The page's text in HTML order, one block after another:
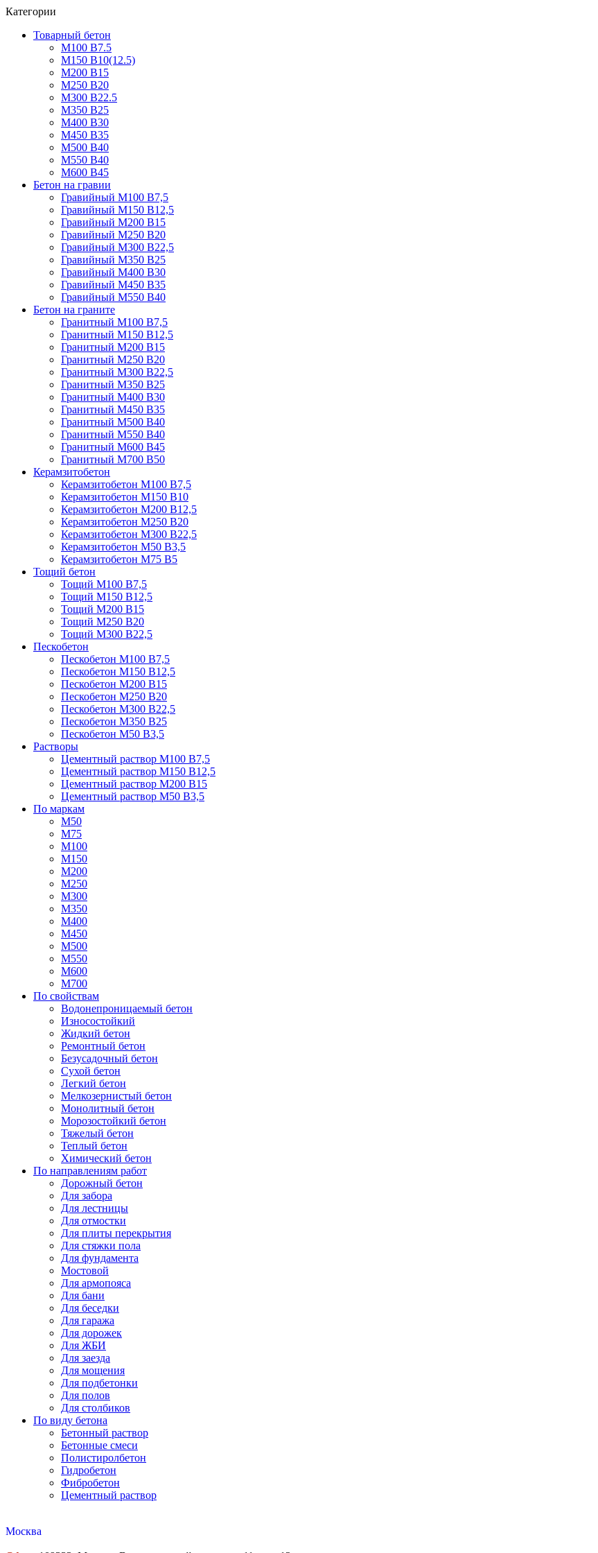
Категории
Товарный бетон
М100 В7.5
М150 В10(12.5)
М200 В15
М250 В20
М300 В22.5
М350 В25
М400 В30
М450 В35
М500 В40
М550 В40
М600 В45
Бетон на гравии
Гравийный М100 В7,5
Гравийный М150 В12,5
Гравийный М200 В15
Гравийный М250 В20
Гравийный М300 В22,5
Гравийный М350 В25
Гравийный М400 В30
Гравийный М450 В35
Гравийный М550 В40
Бетон на граните
Гранитный М100 В7,5
Гранитный М150 В12,5
Гранитный М200 В15
Гранитный М250 В20
Гранитный М300 В22,5
Гранитный М350 В25
Гранитный М400 В30
Гранитный М450 В35
Гранитный М500 В40
Гранитный М550 В40
Гранитный М600 В45
Гранитный М700 В50
Керамзитобетон
Керамзитобетон М100 В7,5
Керамзитобетон М150 В10
Керамзитобетон М200 В12,5
Керамзитобетон М250 В20
Керамзитобетон М300 В22,5
Керамзитобетон М50 В3,5
Керамзитобетон М75 В5
Тощий бетон
Тощий М100 В7,5
Тощий М150 В12,5
Тощий М200 В15
Тощий М250 В20
Тощий М300 В22,5
Пескобетон
Пескобетон М100 В7,5
Пескобетон М150 В12,5
Пескобетон М200 В15
Пескобетон М250 В20
Пескобетон М300 В22,5
Пескобетон М350 В25
Пескобетон М50 В3,5
Растворы
Цементный раствор М100 В7,5
Цементный раствор М150 В12,5
Цементный раствор М200 В15
Цементный раствор М50 В3,5
По маркам
М50
М75
М100
М150
М200
М250
М300
М350
М400
М450
М500
М550
М600
М700
По свойствам
Водонепроницаемый бетон
Износостойкий
Жидкий бетон
Ремонтный бетон
Безусадочный бетон
Сухой бетон
Легкий бетон
Мелкозернистый бетон
Монолитный бетон
Морозостойкий бетон
Тяжелый бетон
Теплый бетон
Химический бетон
По направлениям работ
Дорожный бетон
Для забора
Для лестницы
Для отмостки
Для плиты перекрытия
Для стяжки пола
Для фундамента
Мостовой
Для армопояса
Для бани
Для беседки
Для гаража
Для дорожек
Для ЖБИ
Для заезда
Для мощения
Для подбетонки
Для полов
Для столбиков
По виду бетона
Бетонный раствор
Бетонные смеси
Полистиролбетон
Гидробетон
Фибробетон
Цементный раствор
Москва